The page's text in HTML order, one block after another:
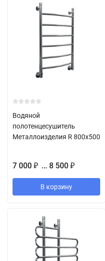
Водяной
полотенцесушитель
Металлоизделия R 800х500
7 000 ₽ ... 8 500 ₽
В корзину